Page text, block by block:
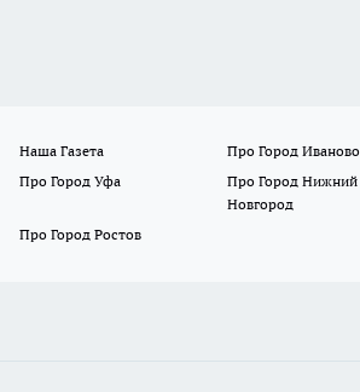
Наша Газета
Про Город Иваново
Про Город Уфа
Про Город Нижний
Новгород
Про Город Ростов